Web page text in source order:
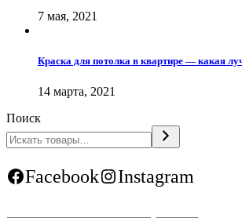
7 мая, 2021
Краска для потолка в квартире — какая
14 марта, 2021
Поиск
Facebook Instagram